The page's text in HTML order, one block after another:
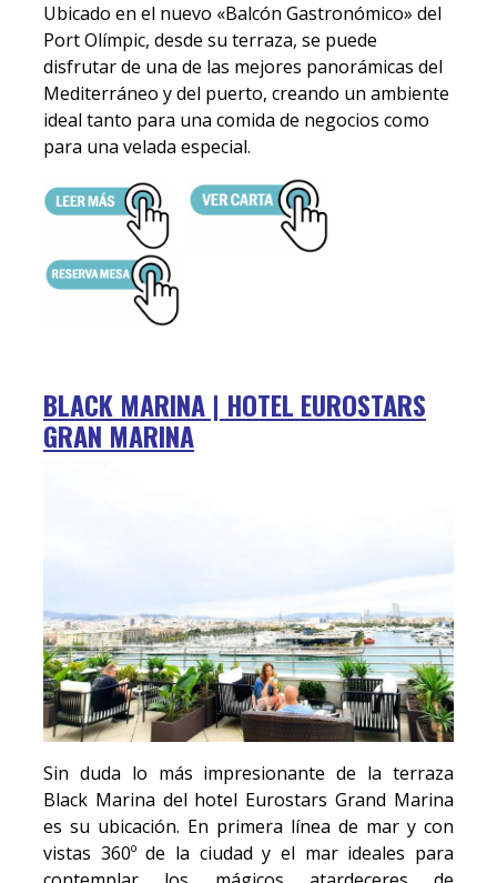
Ubicado en el nuevo «Balcón Gastronómico» del
Port Olímpic, desde su terraza, se puede
disfrutar de una de las mejores panorámicas del
Mediterráneo y del puerto, creando un ambiente
ideal tanto para una comida de negocios como
para una velada especial.
BLACK MARINA | HOTEL EUROSTARS
GRAN MARINA
Sin duda lo más impresionante de la terraza
Black Marina del hotel Eurostars Grand Marina
es su ubicación. En primera línea de mar y con
vistas 360º de la ciudad y el mar ideales para